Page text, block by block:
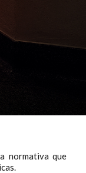
normativa que